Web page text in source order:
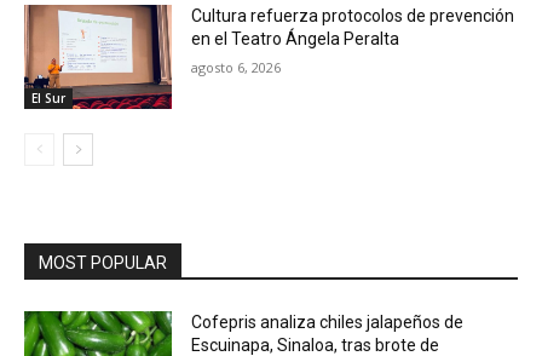
El Sur
Cultura refuerza protocolos de prevención
en el Teatro Ángela Peralta
agosto 6, 2026
MOST POPULAR
Cofepris analiza chiles jalapeños de
Escuinapa, Sinaloa, tras brote de